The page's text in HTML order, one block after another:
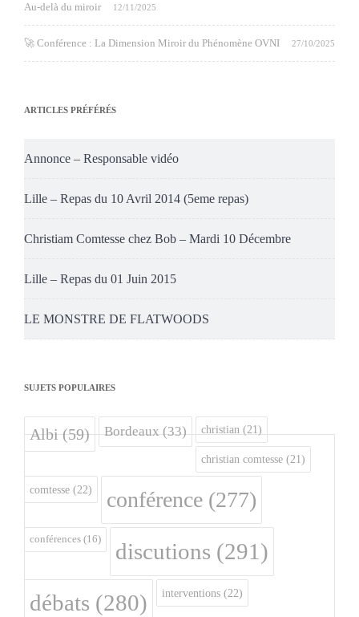
Au-delà du miroir
12/11/2025
🚀 Conférence : La Dimension Miroir du Phénomène OVNI 27/10/2025
ARTICLES PRÉFÉRÉS
Annonce – Responsable vidéo
Lille – Repas du 10 Avril 2014 (5eme repas)
Christiam Comtesse chez Bob – Mardi 10 Décembre
Lille – Repas du 01 Juin 2015
LE MONSTRE DE FLATWOODS
SUJETS POPULAIRES
Albi(59) Bordeaux(33) christian (21)
christian comtesse (21)
comtesse (22) conférence (277)
conférences (16) discutions (291)
débats (280) interventions (22)